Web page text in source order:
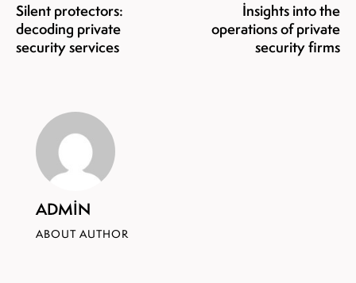
Silent protectors:
decoding private
security services
Insights into the
operations of private
security firms
ADMIN
ABOUT AUTHOR